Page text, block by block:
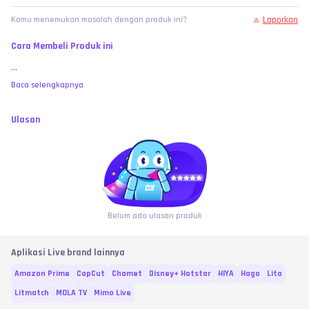
Kamu menemukan masalah dengan produk ini? Laporkan
Cara Membeli Produk ini
...
Baca selengkapnya
Ulasan
Belum ada ulasan produk
Aplikasi Live brand lainnya
Amazon Prime CapCut Chamet Disney+ Hotstar HIYA Hago
Lita
Litmatch
MOLA TV Mimo Live